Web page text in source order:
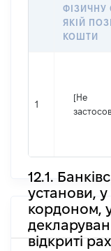
ФІЗИЧНУ
ЯКІЙ
КОШТИ
1
[Не
12.1.
установи, у
кордоном,
відкриті